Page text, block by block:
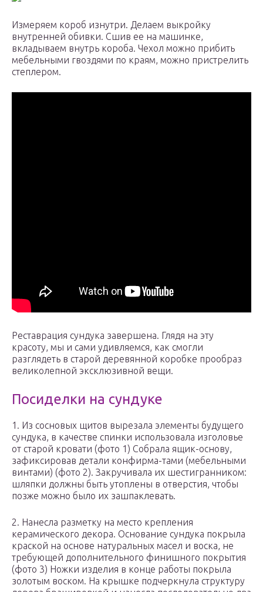
Измеряем короб изнутри. Делаем выкройку
внутренней обивки. Сшив ее на машинке,
вкладываем внутрь короба. Чехол можно прибить
мебельными гвоздями по краям, можно пристрелить
степлером.
Реставрация сундука завершена. Глядя на эту
красоту, мы и сами удивляемся, как смогли
разглядеть в старой деревянной коробке прообраз
великолепной эксклюзивной вещи.
Посиделки на сундуке
1. Из сосновых щитов вырезала элементы будущего
сундука, в качестве спинки использовала изголовье
от старой кровати (фото 1) Собрала ящик-основу,
зафиксировав детали конфирма-тами (мебельными
винтами) (фото 2). Закручивала их шестигранником:
шляпки должны быть утоплены в отверстия, чтобы
позже можно было их зашпаклевать.
2. Нанесла разметку на место крепления
керамического декора. Основание сундука покрыла
краской на основе натуральных масел и воска, не
требующей дополнительного финишного покрытия
(фото 3) Ножки изделия в конце работы покрыла
золотым воском. На крышке подчеркнула структуру